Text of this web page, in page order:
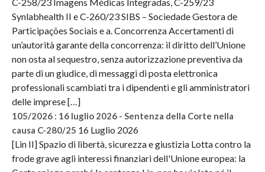
Synlabhealth II e C-260/23 SIBS – Sociedade Gestora de
Participações Sociais e a. Concorrenza Accertamenti di
un’autorità garante della concorrenza: il diritto dell’Unione
non osta al sequestro, senza autorizzazione preventiva da
parte di un giudice, di messaggi di posta elettronica
professionali scambiati tra i dipendenti e gli amministratori
delle imprese […]
105/2026 : 16 luglio 2026 - Sentenza della Corte nella
causa C-280/25 16 Luglio 2026
[Lin II] Spazio di libertà, sicurezza e giustizia Lotta contro la
frode grave agli interessi finanziari dell'Unione europea: la